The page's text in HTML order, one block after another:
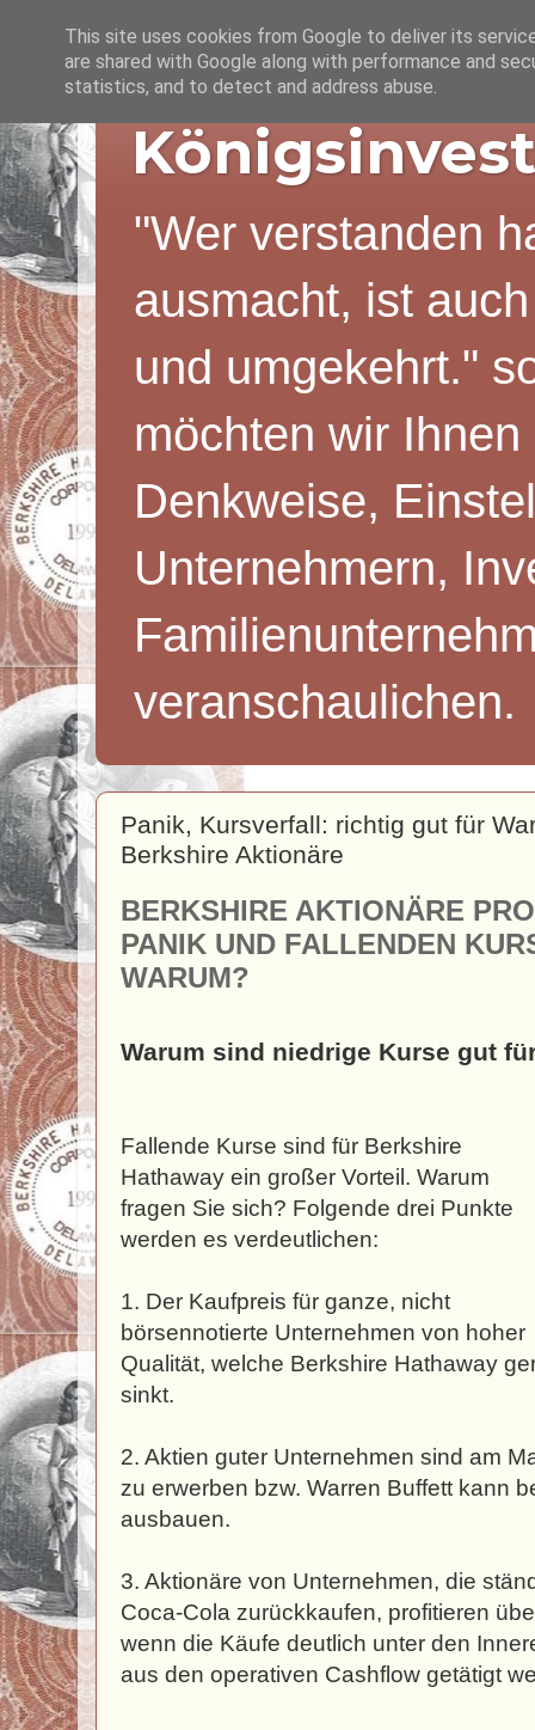
"Wer verstanden
ausmacht, ist
und umgekehrt."
möchten wir
Denkweise,
Unternehmern,
veranschaulichen.
Panik, Kursverfall: richtig gut für
Berkshire Aktionäre
BERKSHIRE AKTIONÄRE
PANIK UND FALLENDEN
WARUM?
Warum sind niedrige Kurse gut
Fallende Kurse sind für Berkshire
Hathaway ein großer Vorteil. Warum
fragen Sie sich? Folgende drei Punkte
werden es verdeutlichen:
1. Der Kaufpreis für ganze, nicht
börsennotierte Unternehmen von hoher
Qualität, welche Berkshire Hathaway
sinkt.
2. Aktien guter Unternehmen sind am
zu erwerben bzw. Warren Buffett kann
ausbauen.
3. Aktionäre von Unternehmen, die
Coca-Cola zurückkaufen, profitieren
wenn die Käufe deutlich unter den
aus den operativen Cashflow getätigt
This site uses cookies from Google to deliver its
are shared with Google along with performance and
statistics, and to detect and address abuse.